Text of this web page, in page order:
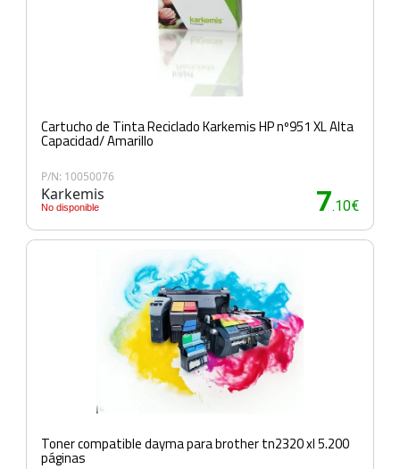
Cartucho de Tinta Reciclado Karkemis HP nº951 XL Alta
Capacidad/ Amarillo
P/N: 10050076
Karkemis
No disponible 7.10€
Toner compatible dayma para brother tn2320 xl 5.200
páginas